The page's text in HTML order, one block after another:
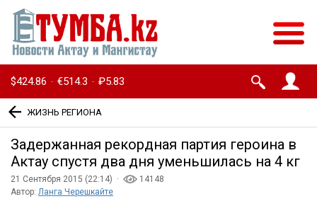
$424.86 · €514.3 · ₽5.83
ЖИЗНЬ РЕГИОНА
Задержанная рекордная партия героина в
Актау спустя два дня уменьшилась на 4 кг
21 Сентября 2015 (22:14) ·
14148
Автор: Ланга Черешкайте